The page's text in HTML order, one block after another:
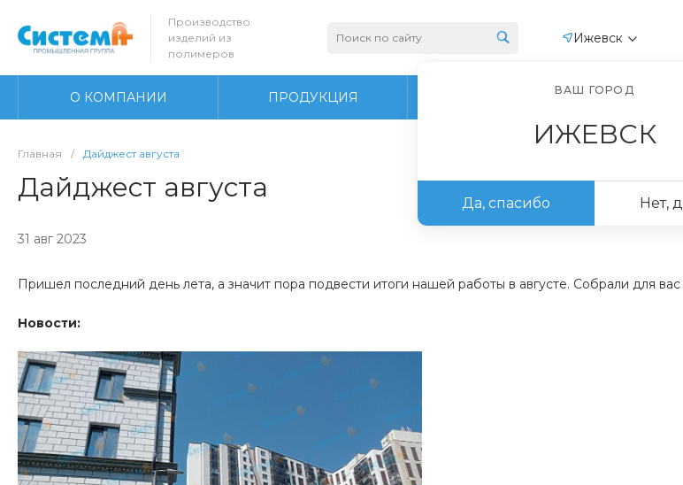
Производство
изделий из
полимеров
Ижевск
О КОМПАНИИ ПРОДУКЦИЯ ПРОИЗВОДСТВО
Главная / Дайджест августа
Дайджест августа
31 авг 2023
Пришел последний день лета, а значит пора подвести итоги нашей работы в августе. Собрали для
Новости:
ВАШ ГОРОД
ИЖЕВСК
Да, спасибо Нет,